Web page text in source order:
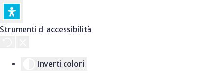
Strumenti di accessibilità
Inverti colori